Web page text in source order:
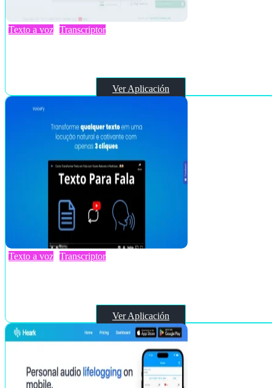
Texto a voz Transcriptor
Ver Aplicación
Texto a voz Transcriptor
Ver Aplicación